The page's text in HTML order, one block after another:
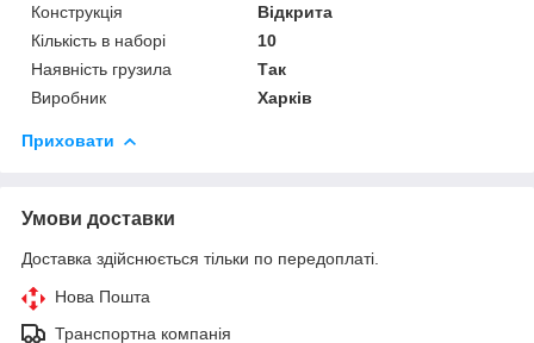
Конструкція
Відкрита
Кількість в наборі
10
Наявність грузила
Так
Виробник
Харків
Приховати
Умови доставки
Доставка здійснюється тільки по передоплаті.
Нова Пошта
Транспортна компанія